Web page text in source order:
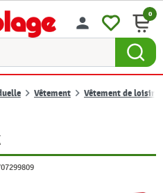
person 0
Vêtement Vêtement de loisir